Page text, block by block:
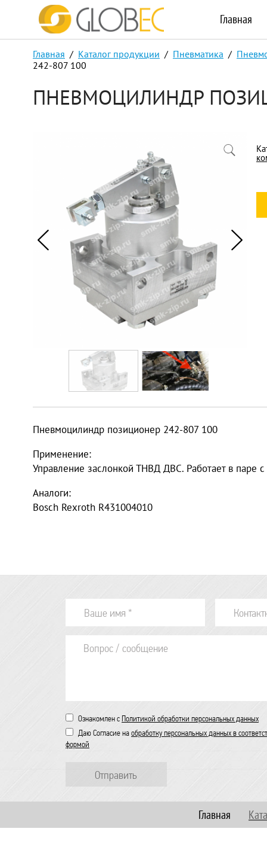
Главная
Главная / Каталог продукции / Пневматика /
242-807 100
ПНЕВМОЦИЛИНДР
Пневмоцилиндр позиционер 242-807 100
Применение:
Управление заслонкой ТНВД ДВС. Работает в паре
Аналоги:
Bosch Rexroth R431004010
Ознакомлен сПолитикой обработки персональных данных
Даю Согласие наобработку персональных данных в
формой
Отправить
Главная